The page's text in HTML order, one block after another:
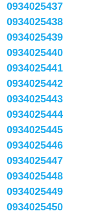
0934025437
0934025438
0934025439
0934025440
0934025441
0934025442
0934025443
0934025444
0934025445
0934025446
0934025447
0934025448
0934025449
0934025450